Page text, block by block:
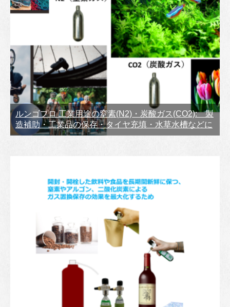
ルンゴプロ 工業用途の窒素(N2)・炭酸ガス(CO2): 製
造補助・工業品の保存・タイヤ充填・水草水槽などに